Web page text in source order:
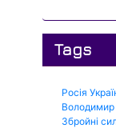
Tags
Росія
Збройні